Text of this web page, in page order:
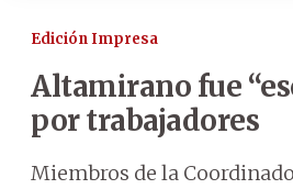
Edición Impresa
Altamirano fue
por trabajadores
Miembros de la